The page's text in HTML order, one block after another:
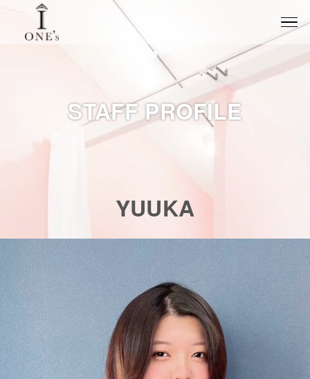
STAFF PROFILE
YUUKA